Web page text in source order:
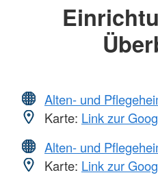
Alten- und
Karte: Link zur
Alten- und
Karte: Link zur